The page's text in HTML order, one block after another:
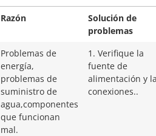
Razón
Solución de
problemas
Problemas de
energía,
problemas de
suministro de
agua,componentes
que funcionan
mal.
1. Verifique la
fuente de
alimentación y
conexiones..